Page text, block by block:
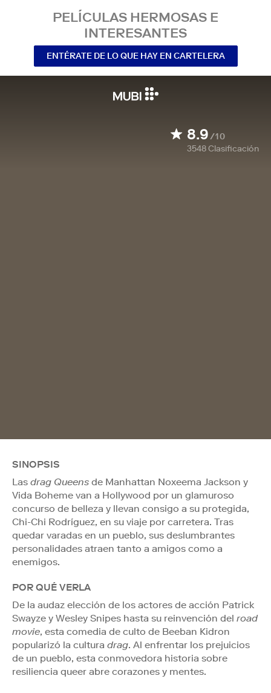
PELÍCULAS HERMOSAS E
INTERESANTES
ENTÉRATE DE LO QUE HAY EN CARTELERA
8.9/10
3548Clasificación
SINOPSIS
Las drag Queens de Manhattan Noxeema Jackson y
Vida Boheme van a Hollywood por un glamuroso
concurso de belleza y llevan consigo a su protegida,
Chi-Chi Rodríguez, en su viaje por carretera. Tras
quedar varadas en un pueblo, sus deslumbrantes
personalidades atraen tanto a amigos como a
enemigos.
POR QUÉ VERLA
De la audaz elección de los actores de acción Patrick
Swayze y Wesley Snipes hasta su reinvención del road
movie, esta comedia de culto de Beeban Kidron
popularizó la cultura drag. Al enfrentar los prejuicios
de un pueblo, esta conmovedora historia sobre
resiliencia queer abre corazones y mentes.